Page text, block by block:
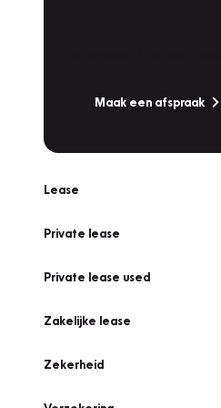
Maak een afspraak
Lease
Private lease
Private lease used
Zakelijke lease
Zekerheid